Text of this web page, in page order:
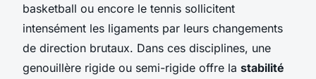
basketball ou encore le tennis sollicitent
intensément les ligaments par leurs changements
de direction brutaux. Dans ces disciplines, une
genouillère rigide ou semi-rigide offre la stabilité